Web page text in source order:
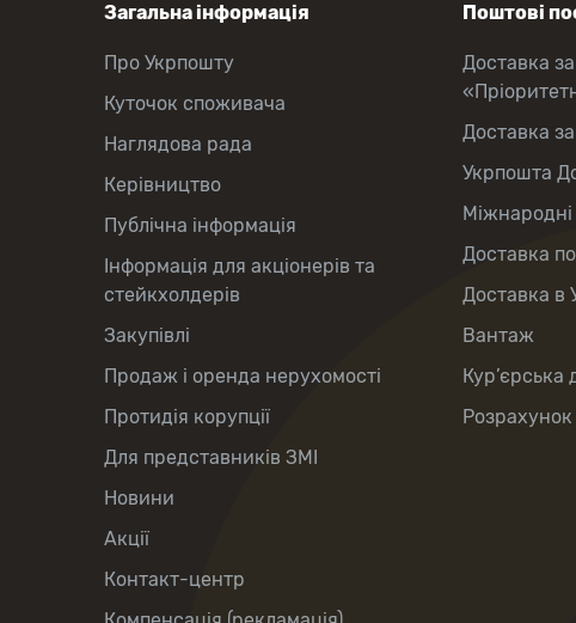
Загальна інформація
Про Укрпошту
Куточок споживача
Наглядова рада
Керівництво
Публічна інформація
Інформація для акціонерів та
стейкхолдерів
Закупівлі
Продаж і оренда нерухомості
Протидія корупції
Для представників ЗМІ
Новини
Акції
Контакт-центр
Поштові
Доставка
Доставка
Укрпошта
Доставка по
Доставка в
Вантаж
Кур’єрська
Розрахунок